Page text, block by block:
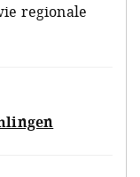
regionale